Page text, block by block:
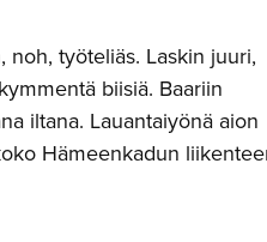
noh, työteliäs. Laskin juuri,
biisiä. Baariin
iltana. Lauantaiyönä aion
Hämeenkadun